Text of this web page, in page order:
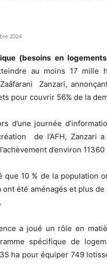
2024
(besoins en
au moins 17 mille
Zanzari,
pour couvrir 56% de la
d’une journée
de l’AFH, Zanzari
d’environ 11360
que 10 % de la population
été aménagés et plus
a joué un rôle en
spécifique de
ha pour équiper 749